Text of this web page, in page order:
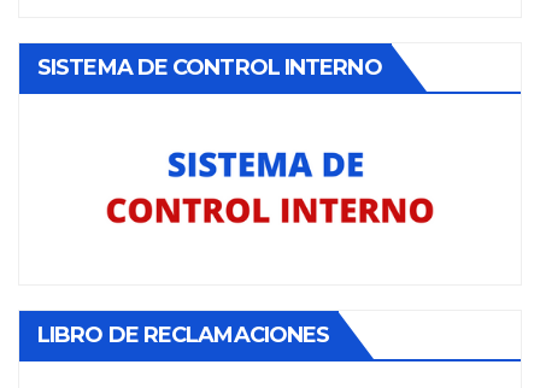
SISTEMA DE CONTROL INTERNO
LIBRO DE RECLAMACIONES